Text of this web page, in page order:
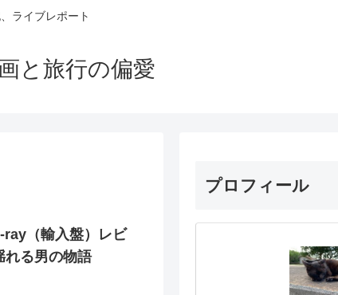
ライブレポート
と旅行の偏愛
ray（輸入盤）レビ
れる男の物語
プロフィール